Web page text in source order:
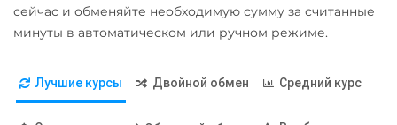
CRONOS
ARB
OP
Карта МИР RUB
Любой банк
THB
TRY BYN
PLN
сейчас и обменяйте необходимую сумму за считанные
минуты в автоматическом или ручном режиме.
Лучшие курсы Двойной обмен Средний курс